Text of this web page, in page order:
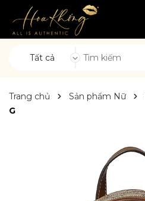
Tất cả
Trang chủ Sản phẩm Nữ
G